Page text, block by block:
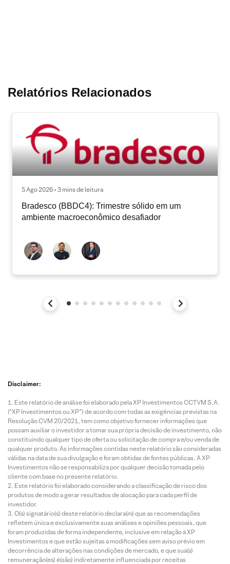
Relatórios Relacionados
5 Ago 2026 • 3 mins de leitura
Bradesco (BBDC4): Trimestre sólido em um
ambiente macroeconômico desafiador
Disclaimer:
Este relatório de análise foi elaborado pela XP Investimentos CCTVM S.A.
(“XP Investimentos ou XP”) de acordo com todas as exigências previstas na
Resolução CVM 20/2021, tem como objetivo fornecer informações que
possam auxiliar o investidor a tomar sua própria decisão de investimento, não
constituindo qualquer tipo de oferta ou solicitação de compra e/ou venda de
qualquer produto. As informações contidas neste relatório são consideradas
válidas na data de sua divulgação e foram obtidas de fontes públicas. A XP
Investimentos não se responsabiliza por qualquer decisão tomada pelo
cliente com base no presente relatório.
Este relatório foi elaborado considerando a classificação de risco dos
produtos de modo a gerar resultados de alocação para cada perfil de
investidor.
O(s) signatário(s) deste relatório declara(m) que as recomendações
refletem única e exclusivamente suas análises e opiniões pessoais, que
foram produzidas de forma independente, inclusive em relação à XP
Investimentos e que estão sujeitas a modificações sem aviso prévio em
decorrência de alterações nas condições de mercado, e que sua(s)
remuneração(es) é(são) indiretamente influenciada por receitas